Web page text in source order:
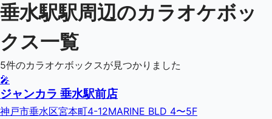
垂水駅駅周辺のカラオケボッ
クス一覧
5件のカラオケボックスが見つかりました
🎤
ジャンカラ 垂水駅前店
神戸市垂水区宮本町4-12MARINE BLD 4〜5F